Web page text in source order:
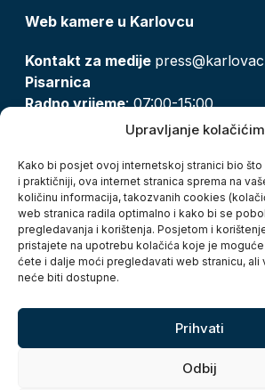
Upravljanje
Kako bi posjet ovoj internetskoj stranici bio
i praktičniji, ova internet stranica sprema na
količinu informacija, takozvanih cookies
web stranica radila optimalno i kako bi se
pregledavanja i korištenja. Posjetom i
pristajete na upotrebu kolačića koje je
ćete i dalje moći pregledavati web stranicu, ali
neće biti dostupne.
Prihvati
Odbij
Web kamere u Karlovcu
Kontakt za medije
Pisarnica
Radno vrijeme: 07:00-15:00
pisarnica@karlovac.hr
Zaštita osobnih podataka
Pristup informacijama
Kolačići
Izjava o pristupačnosti
Turistička zajednica grada